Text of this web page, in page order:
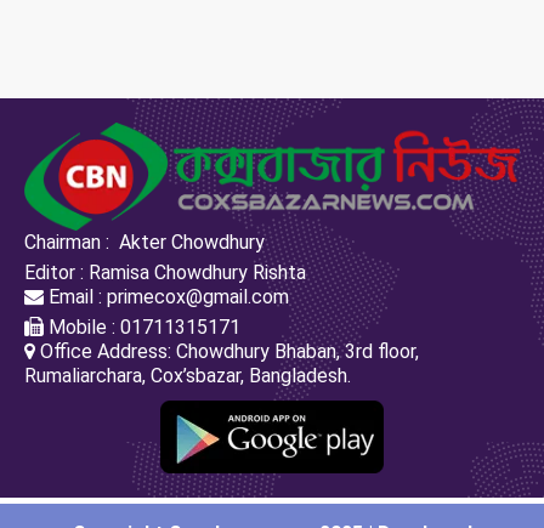
Chairman : Akter Chowdhury
Editor : Ramisa Chowdhury Rishta
Email : primecox@gmail.com
Mobile : 01711315171
Office Address: Chowdhury Bhaban, 3rd floor,
Rumaliarchara, Cox’sbazar, Bangladesh.